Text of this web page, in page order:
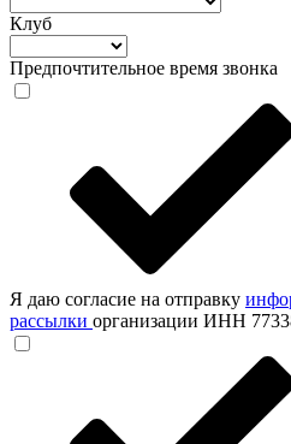
Клуб
Предпочтительное время звонка
Я даю согласие на отправку
рассылки организации ИНН